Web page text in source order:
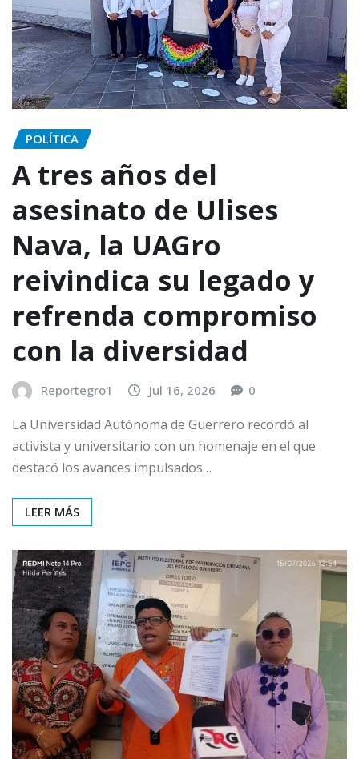
POLÍTICA
A tres años del
asesinato de Ulises
Nava, la UAGro
reivindica su legado y
refrenda compromiso
con la diversidad
Reportegro1 Jul 16, 2026 0
La Universidad Autónoma de Guerrero recordó al
activista y universitario con un homenaje en el que
destacó los avances impulsados…
LEER MÁS